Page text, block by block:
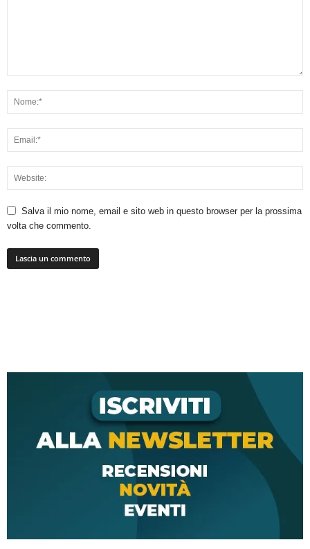
Salva il mio nome, email e sito web in questo browser per la prossima
volta che commento.